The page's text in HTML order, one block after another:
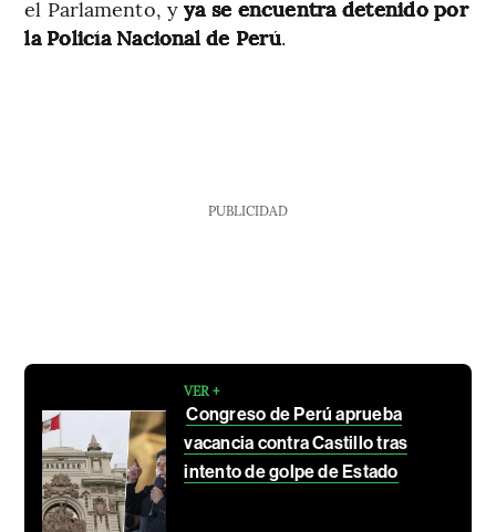
el Parlamento, yya se encuentra detenido por
la Policía Nacional de Perú.
PUBLICIDAD
VER +
Congreso de Perú aprueba
vacancia contra Castillo tras
intento de golpe de Estado